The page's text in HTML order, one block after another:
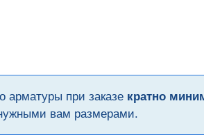
арматуры при заказе кратно
вам размерами.